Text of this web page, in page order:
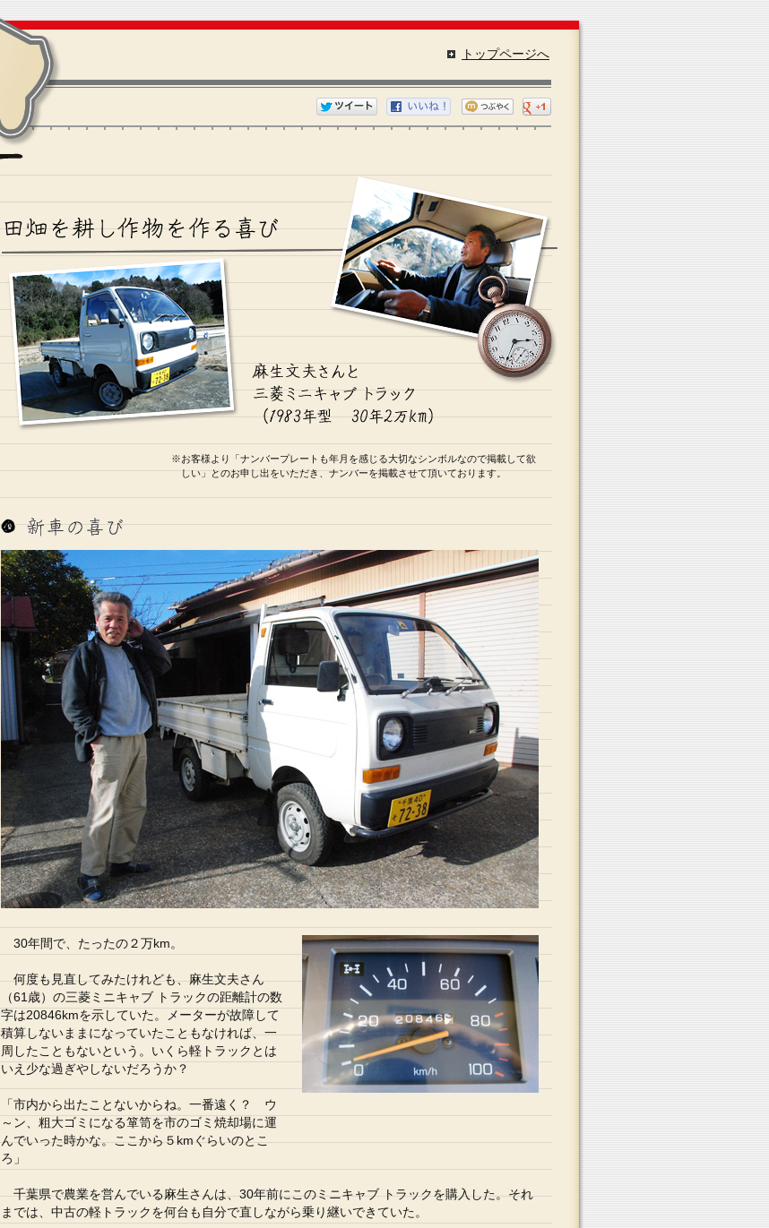
トップページへ
※お客様より「ナンバープレートも年月を感じる大切なシンボルなので掲載して欲
しい」とのお申し出をいただき、ナンバーを掲載させて頂いております。
30年間で、たったの２万km。
何度も見直してみたけれども、麻生文夫さん
（61歳）の三菱ミニキャブ トラックの距離計の数
字は20846kmを示していた。メーターが故障して
積算しないままになっていたこともなければ、一
周したこともないという。いくら軽トラックとは
いえ少な過ぎやしないだろうか？
「市内から出たことないからね。一番遠く？ ウ
～ン、粗大ゴミになる箪笥を市のゴミ焼却場に運
んでいった時かな。ここから５kmぐらいのとこ
ろ」
千葉県で農業を営んでいる麻生さんは、30年前にこのミニキャブ トラックを購入した。それ
までは、中古の軽トラックを何台も自分で直しながら乗り継いできていた。